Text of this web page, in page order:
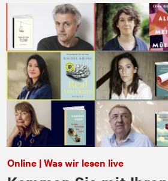
Online | Was wir lesen live